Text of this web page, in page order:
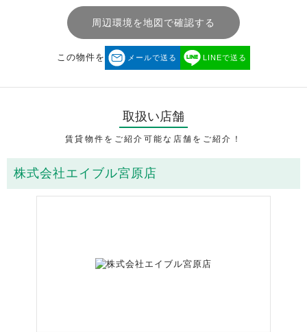
周辺環境を地図で確認する
この物件を メールで送る LINEで送る
取扱い店舗
賃貸物件をご紹介可能な店舗をご紹介！
株式会社エイブル宮原店